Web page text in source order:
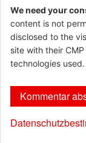
We need your
content is not
disclosed to the
site with their
technologies used.